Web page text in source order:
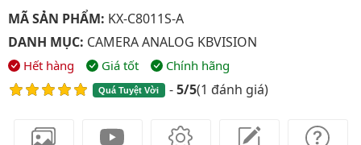
MÃ SẢN PHẨM: KX-C8011S-A
DANH MỤC: CAMERA ANALOG KBVISION
Hết hàng Giá tốt Chính hãng
Quá Tuyệt Vời -5/5(1 đánh giá)